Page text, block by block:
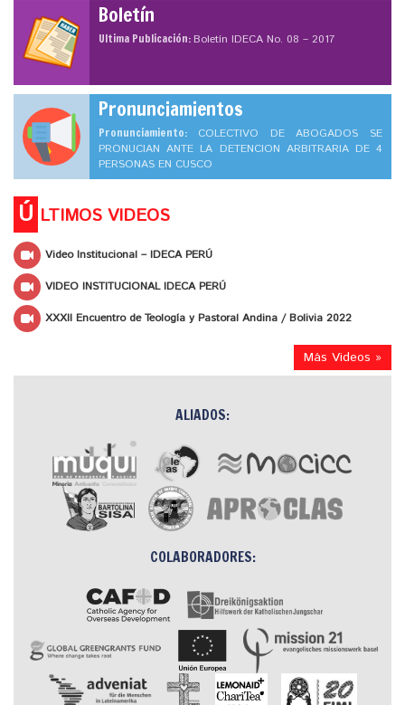
Boletín
Ultima Publicación:Boletín IDECA No. 08 – 2017
Pronunciamientos
Pronunciamiento: COLECTIVO DE ABOGADOS SE
PRONUCIAN ANTE LA DETENCION ARBITRARIA DE 4
PERSONAS EN CUSCO
Ú LTIMOS VIDEOS
Video Institucional – IDECA PERÚ
VIDEO INSTITUCIONAL IDECA PERÚ
XXXII Encuentro de Teología y Pastoral Andina / Bolivia 2022
Más Videos »
ALIADOS:
COLABORADORES: